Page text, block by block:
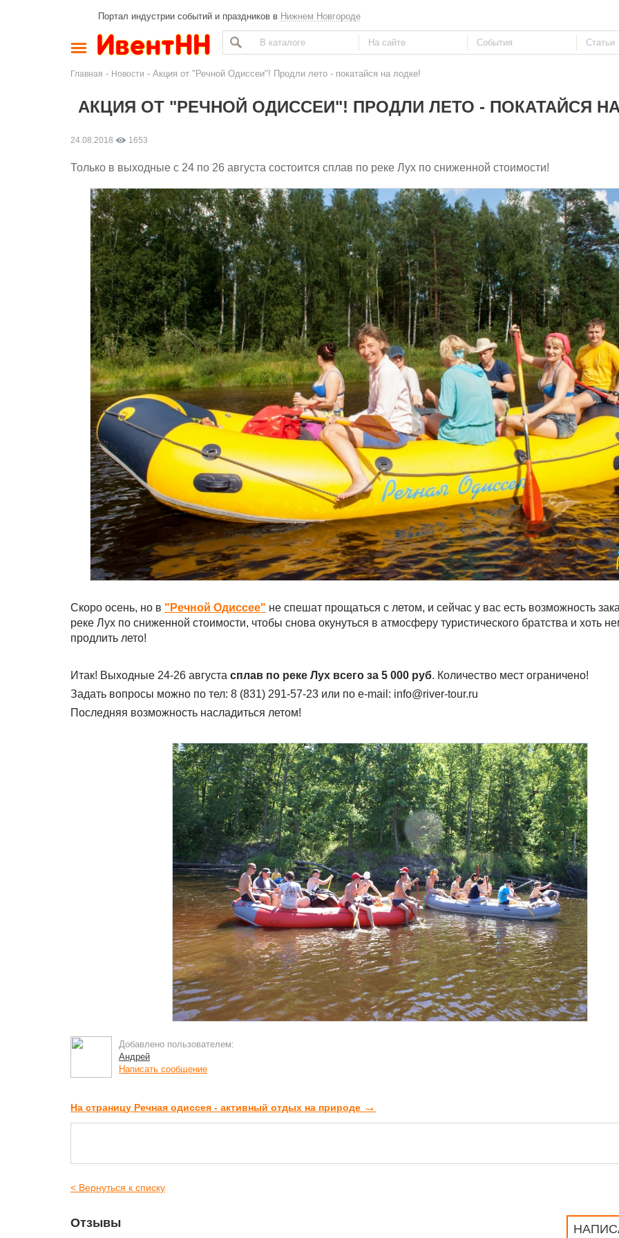
Портал индустрии событий и праздников в Нижнем Новгороде
Главная - Новости - Акция от "Речной Одиссеи"! Продли лето - покатайся на лодке!
АКЦИЯ ОТ "РЕЧНОЙ ОДИССЕИ"! ПРОДЛИ ЛЕТО - ПОКАТАЙСЯ
24.08.2018 1653
Только в выходные с 24 по 26 августа состоится сплав по реке Лух по сниженной стоимости!
Скоро осень, но в "Речной Одиссее" не спешат прощаться с летом, и сейчас у вас есть возможность
реке Лух по сниженной стоимости, чтобы снова окунуться в атмосферу туристического братства и хоть
продлить лето!
Итак! Выходные 24-26 августа сплав по реке Лух всего за 5 000 руб. Количество мест ограничено!
Задать вопросы можно по тел: 8 (831) 291-57-23 или по e-mail: info@river-tour.ru
Последняя возможность насладиться летом!
Добавлено пользователем:
Андрей
Написать сообщение
На страницу Речная одиссея - активный отдых на природе →
< Вернуться к списку
Отзывы